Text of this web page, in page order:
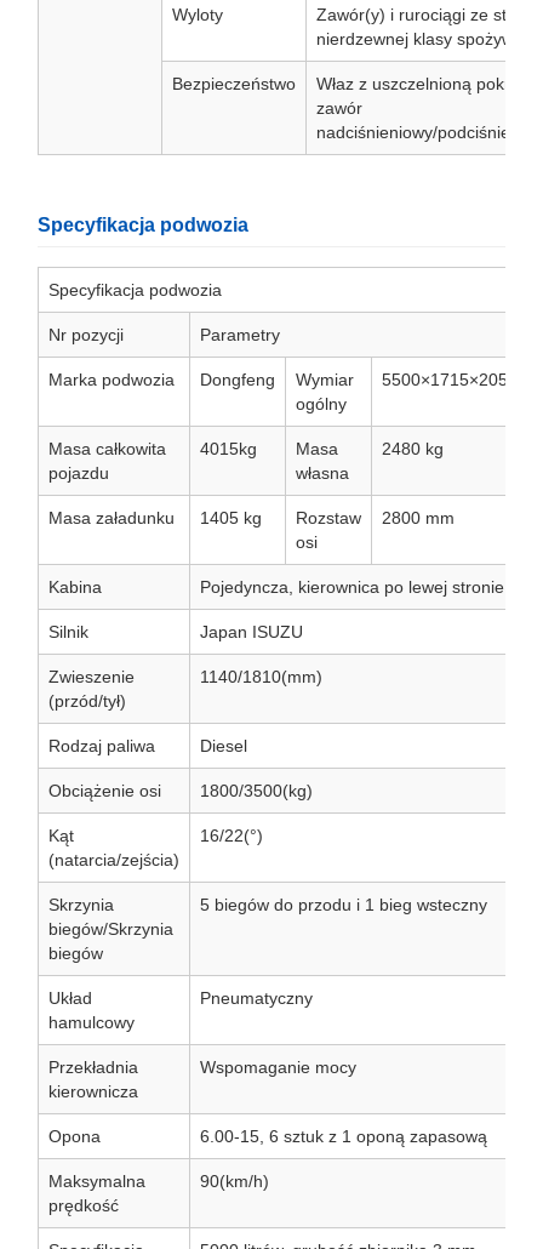
Wyloty
Zawór(y) i rurociągi ze stali
nierdzewnej klasy spożywczej
Bezpieczeństwo
Właz z uszczelnioną
zawór
nadciśnieniowy/
Specyfikacja podwozia
Specyfikacja podwozia
Nr pozycji Parametry
Marka podwozia Dongfeng
Wymiar
ogólny
Masa całkowita
pojazdu
4015kg
Masa
własna
2480 kg
Masa załadunku 1405 kg
Rozstaw
osi
2800 mm
Kabina Pojedyncza, kierownica po lewej stronie
Silnik Japan ISUZU
Zwieszenie
(przód/tył)
1140/1810(mm)
Rodzaj paliwa Diesel
Obciążenie osi 1800/3500(kg)
Kąt
(natarcia/zejścia)
16/22(°)
Skrzynia
biegów/Skrzynia
biegów
5 biegów do przodu i 1 bieg wsteczny
Układ
hamulcowy
Pneumatyczny
Przekładnia
kierownicza
Wspomaganie mocy
Opona 6.00-15, 6 sztuk z 1 oponą zapasową
Maksymalna
prędkość
90(km/h)